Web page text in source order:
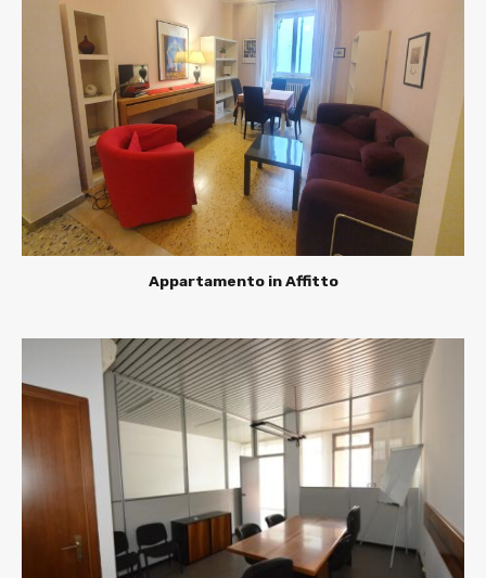
Appartamento in Affitto